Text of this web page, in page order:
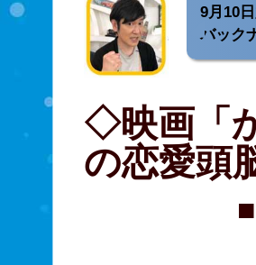
9月10
バック
◇映画「
の恋愛頭